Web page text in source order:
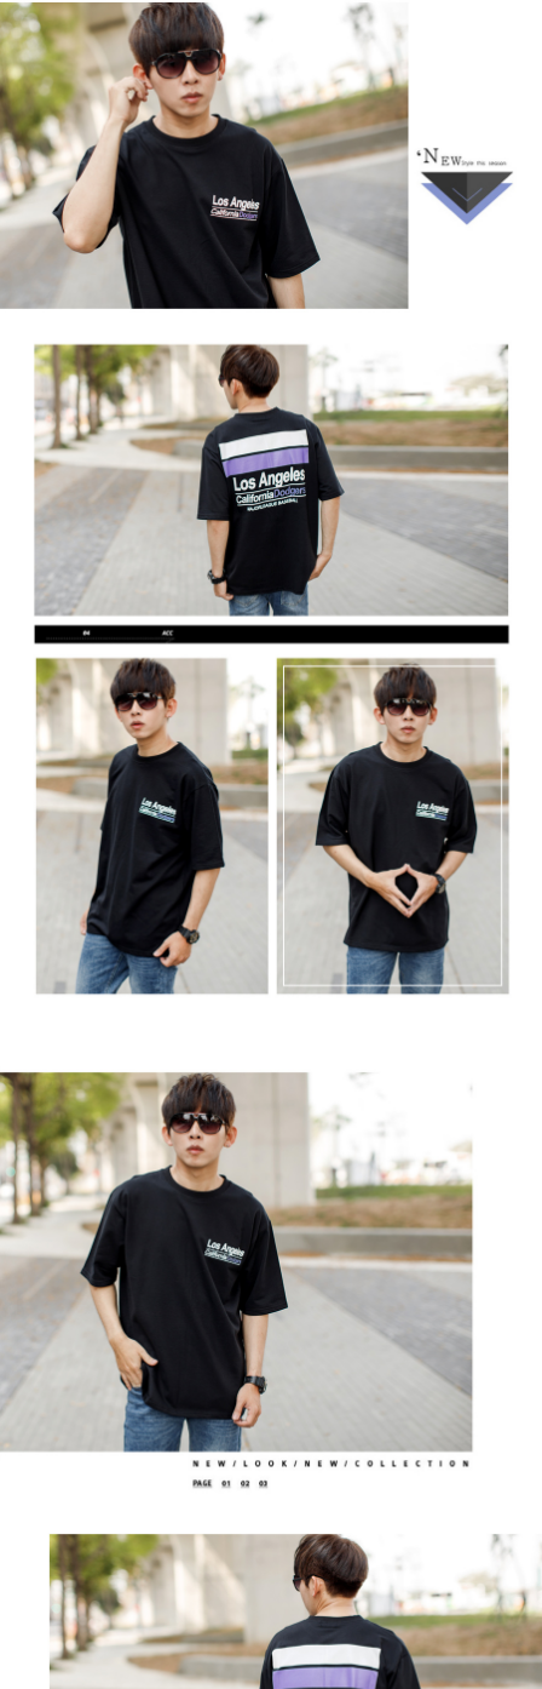
【「AFTEE先享後付」結帳流程】
１．於結帳方式選擇「AFTEE先享後付」後，將跳轉至「AFTEE先享後付」
結帳頁面，進行簡訊認證並確認金額後，即可完成結帳。
２．訂單成立數日內，您將收到繳費通知簡訊。
３．收到繳費通知簡訊後14天內，點擊此簡訊中的連結，可透過四大超商／
ATM／網路銀行／等多元方式進行付款，方視為交易完成。
※ 請注意：結帳手續完成當下不需立刻繳費，但若您需要取消訂單，請聯絡
購買商品的店家。未經商家同意取消之訂單仍視為有效，需透過AFTEE先享
後付繳納相關費用。
※ 交易是否成功請以「AFTEE先享後付 」之結帳頁面顯示為準，若有關於
是否繳費成功／繳費後需取消欲退款等相關疑問，請聯繫「AFTEE先享後付
客戶支援中心」
https://netprotections.freshdesk.com/support/home
易，需依本服務之必要範圍內提供個人資料，並將交易相關給付款項請求債
權轉讓予恩沛科技股份有限公司。
２．關於個人資料處理事宜，請瀏覽以下網址：
https://aftee.tw/terms/#terms3
３．未成年的使用者請事先徵得法定代理人或監護人之同意方可使用
「AFTEE先享後付」，若未經同意申辦者引起之損失，本公司不負相關責
任。
４．使用「AFTEE先享後付」時，將依據個別帳號之用戶狀況，依本公司即
時審查核予不同之上限額度；若仍有額度不足之情形，本公司將視審查結果
請求用戶進行身份認證。
５．嚴禁一人註冊多個帳號或使用他人資訊註冊。若發現惡意使用之情形，
恩沛科技股份有限公司將有權停止該用戶之使用額度並採取法律行動。
每筆NT$80，滿NT$1,800(含以上)免運費
先付款後全家取貨
每筆NT$80，滿NT$1,800(含以上)免運費
7-11付款取貨
每筆NT$80，滿NT$1,800(含以上)免運費
先付款後7-11取貨
每筆NT$80，滿NT$1,800(含以上)免運費
海外宅配 (TWD) 查看運費